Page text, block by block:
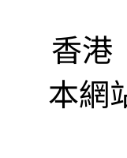
香港
本網